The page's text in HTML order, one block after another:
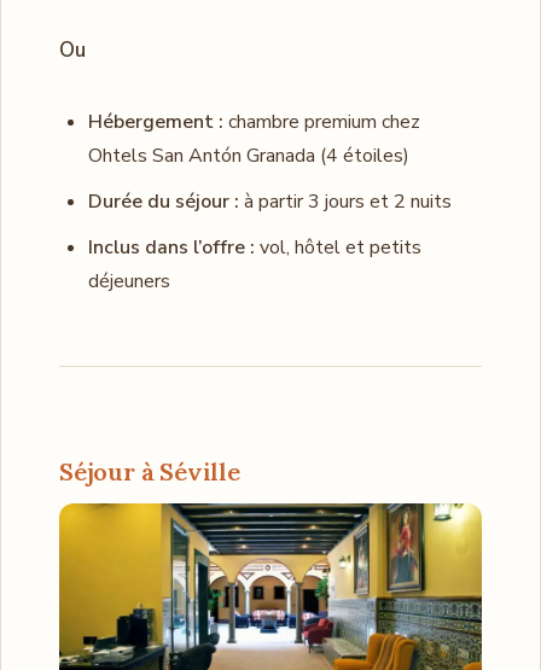
Ou
Hébergement : chambre premium chez
Ohtels San Antón Granada (4 étoiles)
Durée du séjour : à partir 3 jours et 2 nuits
Inclus dans l’offre : vol, hôtel et petits
déjeuners
Séjour à Séville